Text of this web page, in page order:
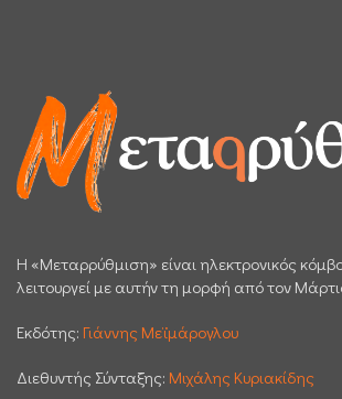
H «Μεταρρύθμιση» είναι ηλεκτρονικός
λειτουργεί με αυτήν τη μορφή από τον
Εκδότης: Γιάννης Μεϊμάρογλου
Διεθυντής Σύνταξης: Μιχάλης Κυριακίδης